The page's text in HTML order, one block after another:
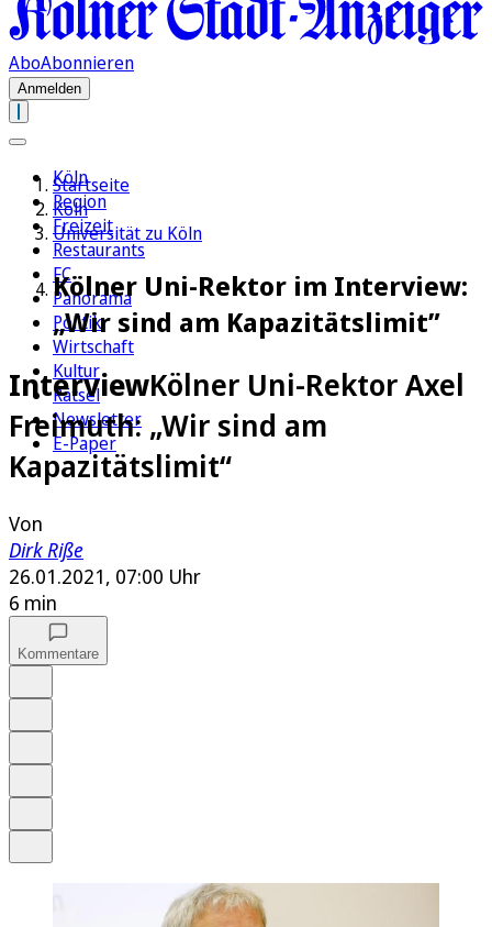
AboAbonnieren
Anmelden
Köln
Region
Freizeit
Restaurants
FC
Panorama
Politik
Wirtschaft
Kultur
Rätsel
Newsletter
E-Paper
Startseite
Köln
Universität zu Köln
Kölner Uni-Rektor im Interview:
„Wir sind am Kapazitätslimit”
InterviewKölner Uni-Rektor Axel
Freimuth: „Wir sind am
Kapazitätslimit“
Von
Dirk Riße
26.01.2021, 07:00 Uhr
6 min
Kommentare